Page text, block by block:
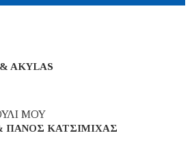
AKYLAS
ΜΟΥ
ΠΑΝΟΣ ΚΑΤΣΙΜΙΧΑΣ